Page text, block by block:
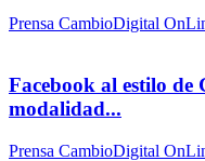
Prensa CambioDigital
Facebook al estilo de
modalidad...
Prensa CambioDigital